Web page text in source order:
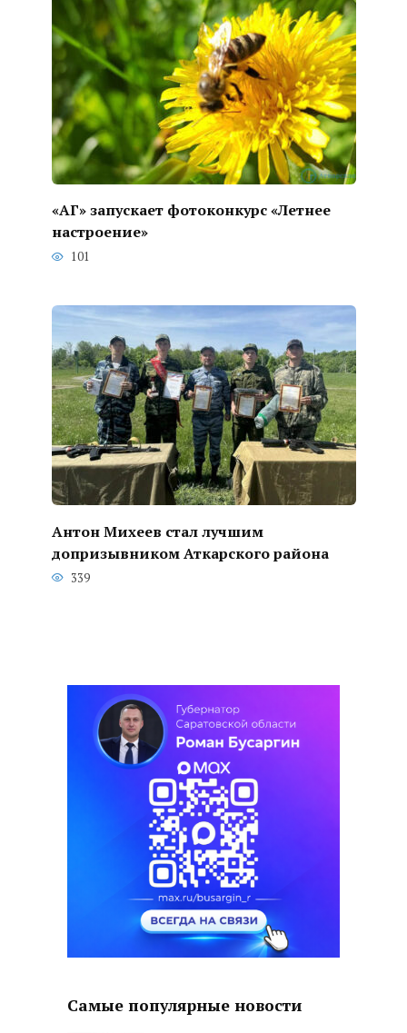
«АГ» запускает фотоконкурс «Летнее
настроение»
101
Антон Михеев стал лучшим
допризывником Аткарского района
339
Самые популярные новости